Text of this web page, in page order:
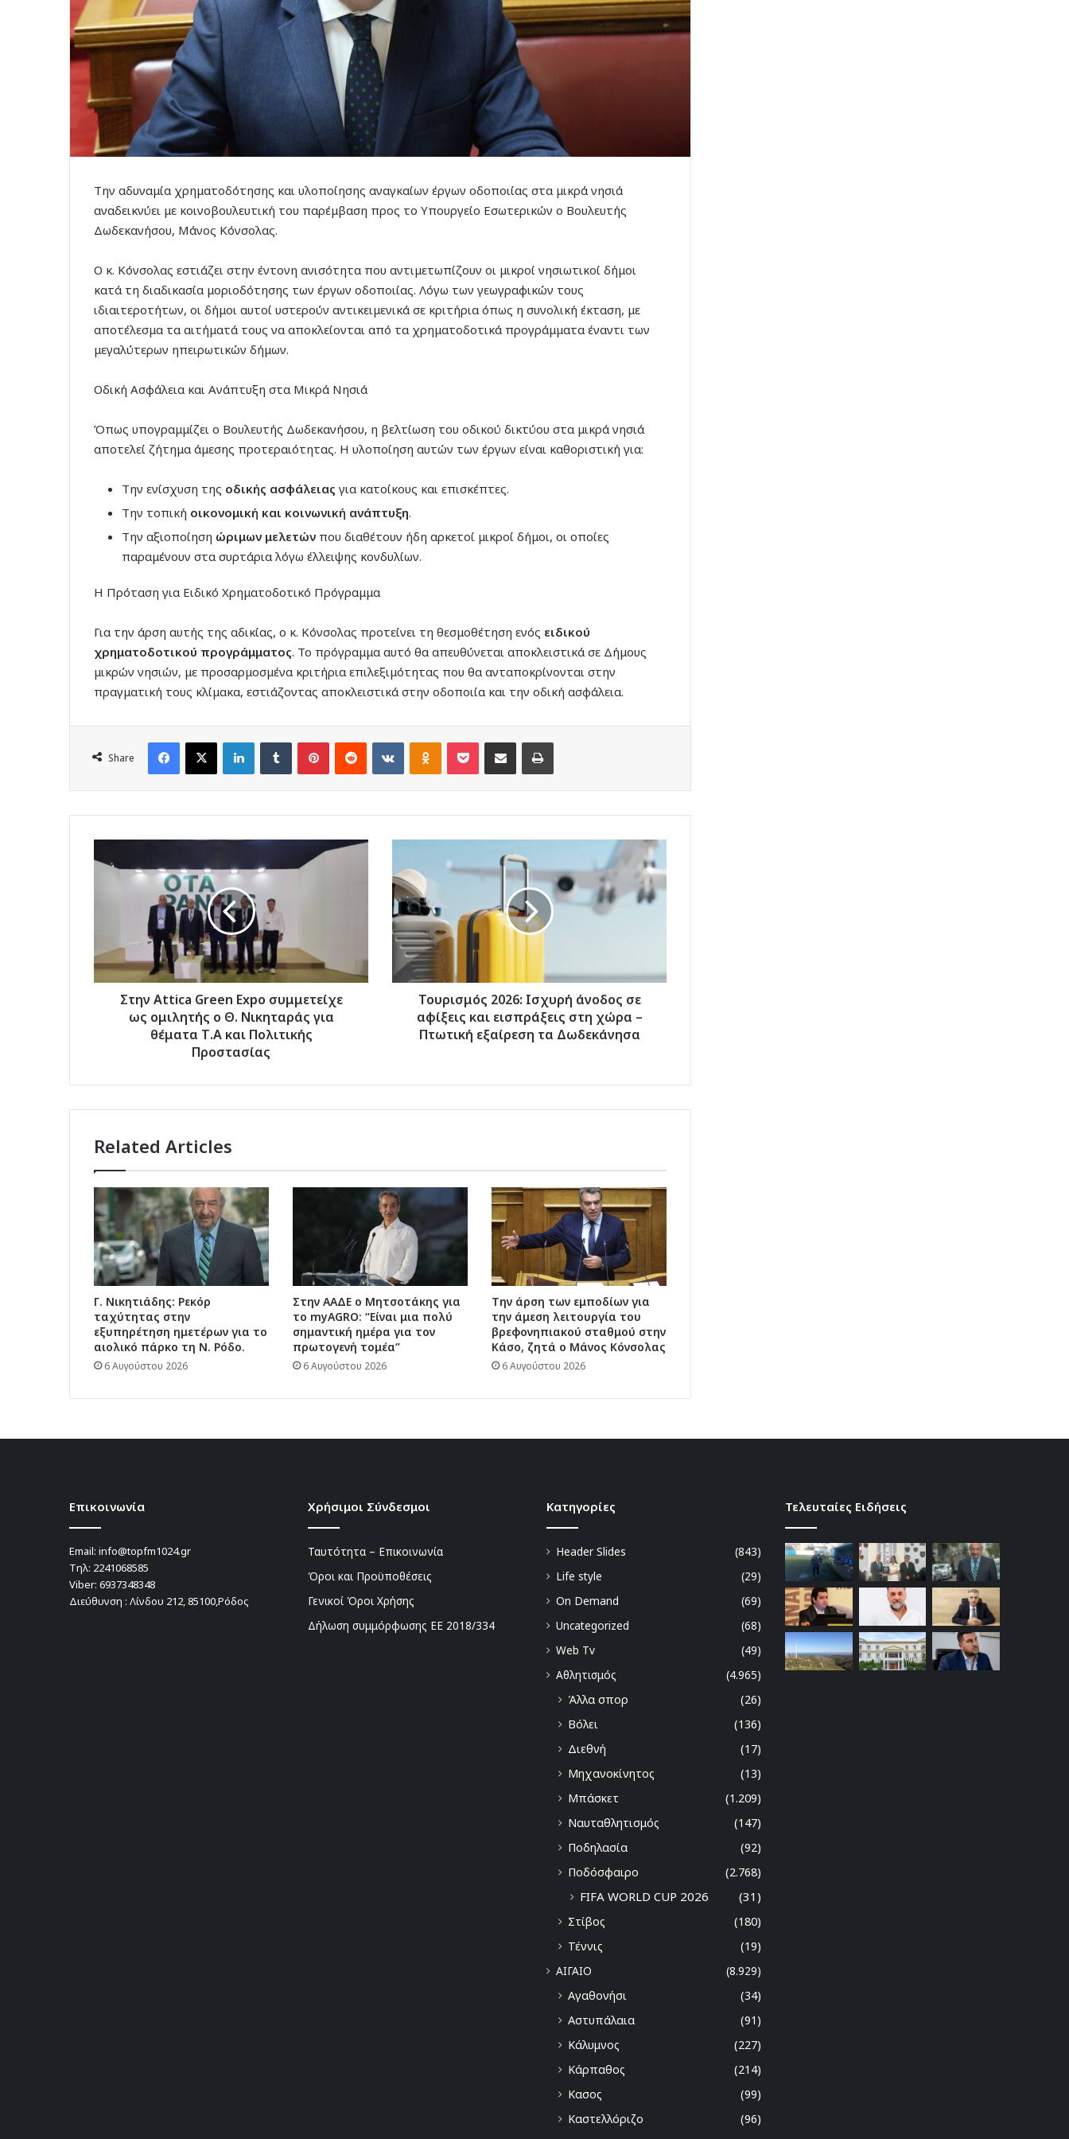
Την αδυναμία χρηματοδότησης και υλοποίησης αναγκαίων έργων οδοποιίας στα μικρά νησιά
αναδεικνύει με κοινοβουλευτική του παρέμβαση προς το Υπουργείο Εσωτερικών ο Βουλευτής
Δωδεκανήσου, Μάνος Κόνσολας.
Ο κ. Κόνσολας εστιάζει στην έντονη ανισότητα που αντιμετωπίζουν οι μικροί νησιωτικοί δήμοι
κατά τη διαδικασία μοριοδότησης των έργων οδοποιίας. Λόγω των γεωγραφικών τους
ιδιαιτεροτήτων, οι δήμοι αυτοί υστερούν αντικειμενικά σε κριτήρια όπως η συνολική έκταση, με
αποτέλεσμα τα αιτήματά τους να αποκλείονται από τα χρηματοδοτικά προγράμματα έναντι των
μεγαλύτερων ηπειρωτικών δήμων.
Οδική Ασφάλεια και Ανάπτυξη στα Μικρά Νησιά
Όπως υπογραμμίζει ο Βουλευτής Δωδεκανήσου, η βελτίωση του οδικού δικτύου στα μικρά νησιά
αποτελεί ζήτημα άμεσης προτεραιότητας. Η υλοποίηση αυτών των έργων είναι καθοριστική για:
Την ενίσχυση της οδικής ασφάλειας για κατοίκους και επισκέπτες.
Την τοπική οικονομική και κοινωνική ανάπτυξη.
Την αξιοποίηση ώριμων μελετών που διαθέτουν ήδη αρκετοί μικροί δήμοι, οι οποίες
παραμένουν στα συρτάρια λόγω έλλειψης κονδυλίων.
Η Πρόταση για Ειδικό Χρηματοδοτικό Πρόγραμμα
Για την άρση αυτής της αδικίας, ο κ. Κόνσολας προτείνει τη θεσμοθέτηση ενός ειδικού
χρηματοδοτικού προγράμματος. Το πρόγραμμα αυτό θα απευθύνεται αποκλειστικά σε Δήμους
μικρών νησιών, με προσαρμοσμένα κριτήρια επιλεξιμότητας που θα ανταποκρίνονται στην
πραγματική τους κλίμακα, εστιάζοντας αποκλειστικά στην οδοποιία και την οδική ασφάλεια.
Share
Facebook
X LinkedInTumblr PinterestReddit VKontakteOdnoklassniki
Pocket Share via Email Print
Attica
ομιλητής
ο
Θ.
ΝικηταράςΣτην Attica Green Expo συμμετείχε
ως ομιλητής ο Θ. Νικηταράς για
θέματα Τ.Α και Πολιτικής
Προστασίας
Ισχυρή
άνοδος
σε
αφίξεις
και
εισπράξεις
στη
Πτωτική
Τουρισμός 2026: Ισχυρή άνοδος σε
αφίξεις και εισπράξεις στη χώρα –
Πτωτική εξαίρεση τα Δωδεκάνησα
Related Articles
Γ. Νικητιάδης: Ρεκόρ
ταχύτητας στην
εξυπηρέτηση ημετέρων για το
αιολικό πάρκο τη Ν. Ρόδο.
6 Αυγούστου 2026
Στην ΑΑΔΕ ο Μητσοτάκης για
το myAGRO: “Είναι μια πολύ
σημαντική ημέρα για τον
πρωτογενή τομέα”
6 Αυγούστου 2026
Την άρση των εμποδίων για
την άμεση λειτουργία του
βρεφονηπιακού σταθμού στην
Κάσο, ζητά ο Μάνος Κόνσολας
6 Αυγούστου 2026
Επικοινωνία
Email: info@topfm1024.gr
Τηλ: 2241068585
Viber: 6937348348
Διεύθυνση : Λίνδου 212, 85100,Ρόδος
Χρήσιμοι Σύνδεσμοι
Ταυτότητα – Επικοινωνία
Όροι και Προϋποθέσεις
Γενικοί Όροι Χρήσης
Δήλωση συμμόρφωσης ΕΕ 2018/334
Kατηγορίες
Header Slides
(843)
Life style
(29)
On Demand
(69)
Uncategorized
(68)
Web Tv
(49)
Αθλητισμός
(4.965)
Άλλα σπορ
(26)
Βόλει
(136)
Διεθνή
(17)
Μηχανοκίνητος
(13)
Μπάσκετ
(1.209)
Ναυταθλητισμός
(147)
Ποδηλασία
(92)
Ποδόσφαιρο
(2.768)
FIFA WORLD CUP 2026 (31)
Στίβος
(180)
Τέννις
(19)
ΑΙΓΑΙΟ
(8.929)
Αγαθονήσι
(34)
Αστυπάλαια
(91)
Κάλυμνος
(227)
Κάρπαθος
(214)
Κασος
(99)
Καστελλόριζο
(96)
Τελευταίες Ειδήσεις